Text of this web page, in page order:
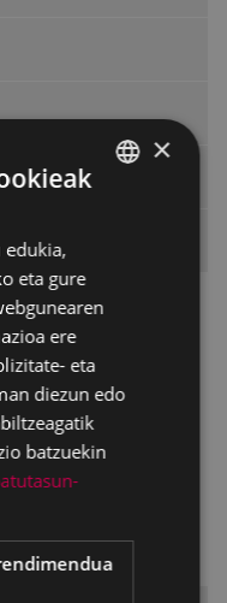
egiteko
prozedura
×
edukia,
eta gure
ere
eta
diezun edo
batzuekin